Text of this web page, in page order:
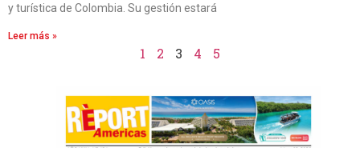
y turística de Colombia. Su gestión estará
Leer más »
1 2 3 4 5